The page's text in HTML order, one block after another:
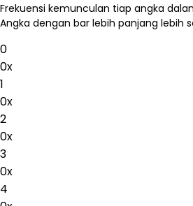
Frekuensi kemunculan tiap angka
Angka dengan bar lebih panjang lebih
0
0x
1
0x
2
0x
3
0x
4